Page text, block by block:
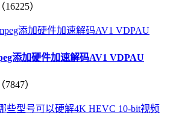
16225）
添加硬件加速解码AV1 VDPAU
7847）